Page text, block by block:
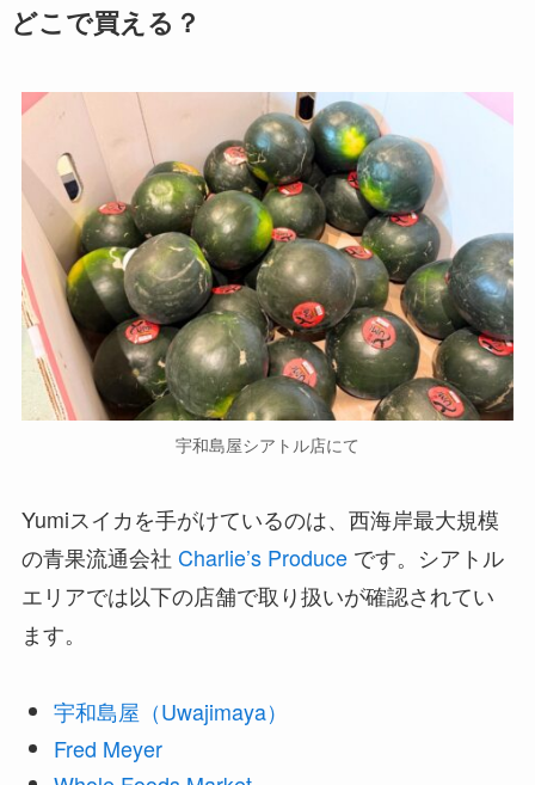
どこで買える？
宇和島屋シアトル店にて
Yumiスイカを手がけているのは、西海岸最大規模
の青果流通会社 Charlie’s Produceです。シアトル
エリアでは以下の店舗で取り扱いが確認されてい
ます。
宇和島屋（Uwajimaya）
Fred Meyer